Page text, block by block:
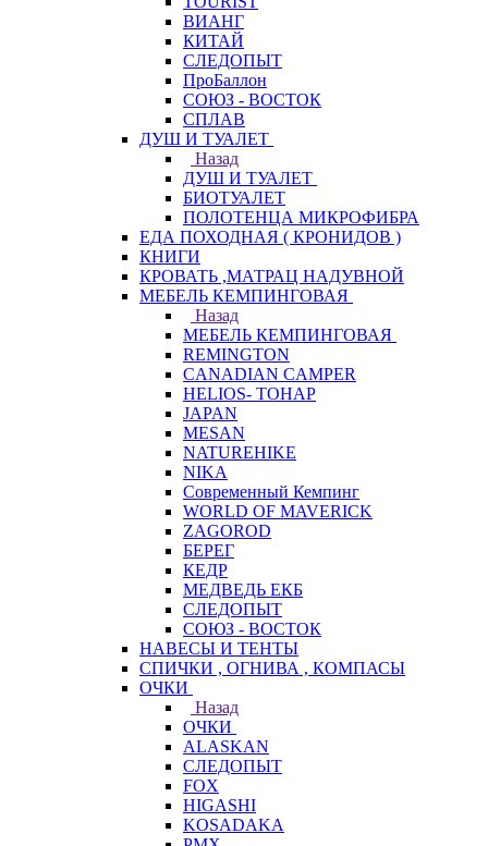
ВИАНГ
КИТАЙ
СЛЕДОПЫТ
ПроБаллон
СОЮЗ - ВОСТОК
СПЛАВ
ДУШ И ТУАЛЕТ
Назад
ДУШ И ТУАЛЕТ
БИОТУАЛЕТ
ПОЛОТЕНЦА МИКРОФИБРА
ЕДА ПОХОДНАЯ ( КРОНИДОВ )
КНИГИ
КРОВАТЬ ,МАТРАЦ НАДУВНОЙ
МЕБЕЛЬ КЕМПИНГОВАЯ
Назад
МЕБЕЛЬ КЕМПИНГОВАЯ
REMINGTON
CANADIAN CAMPER
HELIOS- ТОНАР
JAPAN
MESAN
NATUREHIKE
NIKA
Современный Кемпинг
WORLD OF MAVERICK
ZAGOROD
БЕРЕГ
КЕДР
МЕДВЕДЬ ЕКБ
СЛЕДОПЫТ
СОЮЗ - ВОСТОК
НАВЕСЫ И ТЕНТЫ
СПИЧКИ , ОГНИВА , КОМПАСЫ
ОЧКИ
Назад
ОЧКИ
ALASKAN
СЛЕДОПЫТ
FOX
HIGASHI
KOSADAKA